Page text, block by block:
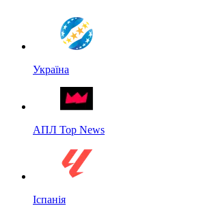
Україна
АПЛ Top News
Іспанія